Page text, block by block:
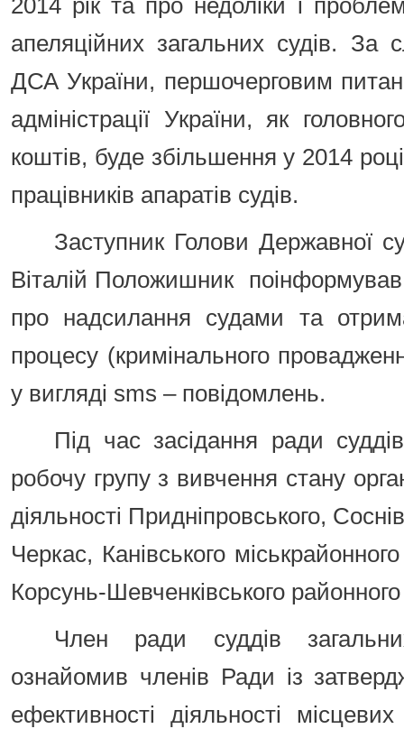
2014 рік та про недоліки і
апеляційних загальних судів. За
ДСА України, першочерговим
адміністрації України, як
коштів, буде збільшення у 2014
працівників апаратів судів.
Заступник Голови Державної
Віталій Положишник
про надсилання судами та
процесу (кримінального
у вигляді sms – повідомлень.
Під час засідання ради
робочу групу з вивчення стану
діяльності Придніпровського,
Черкас, Канівського
Корсунь-Шевченківського
Член ради суддів
ознайомив членів Ради із
ефективності діяльності